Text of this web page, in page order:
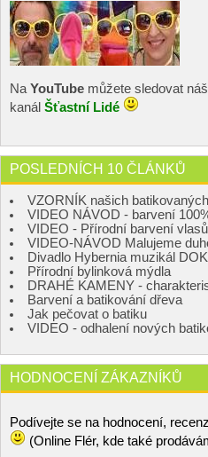
Na YouTube můžete sledovat
kanál Šťastní Lidé
POSLEDNÍCH 10 ČLÁNKŮ
VZORNÍK našich
VIDEO NÁVOD - barvení
VIDEO - Přírodní barvení
VIDEO-NÁVOD Malujeme
Divadlo Hybernia muzikál
Přírodní bylinková mýdla
DRAHÉ KAMENY -
Barvení a batikování dřeva
Jak pečovat o batiku
VIDEO - odhalení nových
HODNOCENÍ ZÁKAZNÍKŮ
Podívejte se na hodnocení,
(Online Flér, kde také